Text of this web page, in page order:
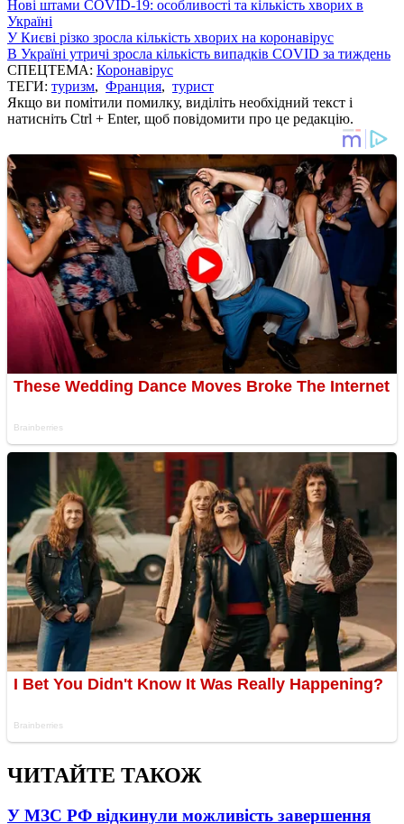
Нові штами COVID-19: особливості та кількість хворих в
Україні
У Києві різко зросла кількість хворих на коронавірус
В Україні утричі зросла кількість випадків COVID за тиждень
СПЕЦТЕМА: Коронавірус
ТЕГИ: туризм, Франция, турист
Якщо ви помітили помилку, виділіть необхідний текст і
натисніть Ctrl + Enter, щоб повідомити про це редакцію.
ЧИТАЙТЕ ТАКОЖ
У МЗС РФ відкинули можливість завершення